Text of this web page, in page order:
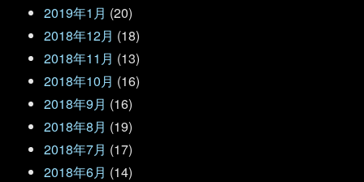
2019年1月 (20)
2018年12月 (18)
2018年11月 (13)
2018年10月 (16)
2018年9月 (16)
2018年8月 (19)
2018年7月 (17)
2018年6月 (14)